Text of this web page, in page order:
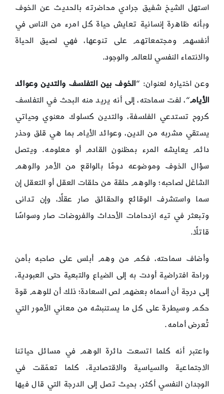
استهل الشيخ شفيق جرادي محاضرته بالحديث عن الخوف
وبأنه ظاهرة إنسانية تعايش حياة كل امرء من الناس في
أنفسهم ومجتمعاتهم على تنوعها، فهي لصيق الحياة
والانتماء النفسي للعالم والوجود.
وعن اختياره لعنوان: “الخوف بين التفلسف والتدين وعوائد
الأيام“، لفت سماحته، إلى أنه يريد منه البحث في التفلسف
كروح تستدعي الفلسفة، والتدين كسلوك معنوي وحياتي
يستقي مشربه من الدين، وعوائد الأيام بما هي قلق وحذر
دائم يعايشه المرء بمظنون القادم أو معلومه. ويتصل
سؤال الخوف وموضوعه دومًا بالواقع من الأمر والوهم
الشاغل لصاحبه؛ والوهم حلقة من حلقات العقل أو التعقل إن
سما واستشرف الوقائع والحقائق صار عقلًا، وإن تدانى
وتبعثر في تيه ازدحامات الأحداث والفروضات صار وسواسًا
قاتلًا.
وأضاف سماحته، فكم من وهم أبلس على صاحبه بأمن
وراحة افتراضية أودت به إلى الضياع والتبعية حتى العبودية،
إلى درجة أن أسماه بعضهم لص السعادة؛ ذلك أن للوهم قوة
حكم وسيطرة على كل ما يستنبشه من معاني الأمور التي
تُعرض أمامه.
واعتبر أنه كلما اتسعت دائرة الوهم في مسائل حياتنا
الاجتماعية والسياسية والاقتصادية، كلما تعمّقت في
الوجدان النفسي أكثر، بحيث تصل إلى الدرجة التي قال فيها